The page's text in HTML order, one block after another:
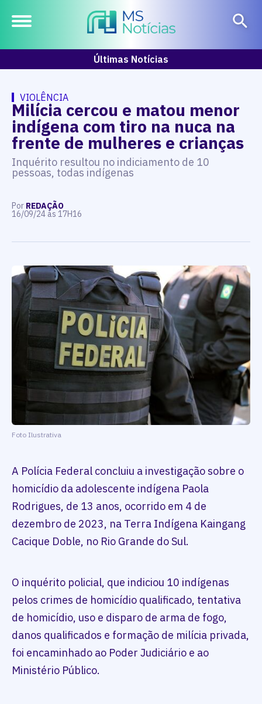
Últimas Notícias
VIOLÊNCIA
Milícia cercou e matou menor
indígena com tiro na nuca na
frente de mulheres e crianças
Inquérito resultou no indiciamento de 10
pessoas, todas indígenas
Por REDAÇÃO
16/09/24 às 17H16
Foto Ilustrativa
A Polícia Federal concluiu a investigação sobre o
homicídio da adolescente indígena Paola
Rodrigues, de 13 anos, ocorrido em 4 de
dezembro de 2023, na Terra Indígena Kaingang
Cacique Doble, no Rio Grande do Sul.
O inquérito policial, que indiciou 10 indígenas
pelos crimes de homicídio qualificado, tentativa
de homicídio, uso e disparo de arma de fogo,
danos qualificados e formação de milícia privada,
foi encaminhado ao Poder Judiciário e ao
Ministério Público.